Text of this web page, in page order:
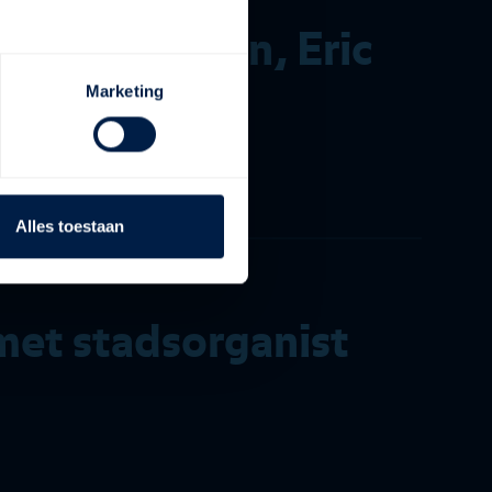
Marketing
Alles toestaan
McFadden, Eric
stadsorganist